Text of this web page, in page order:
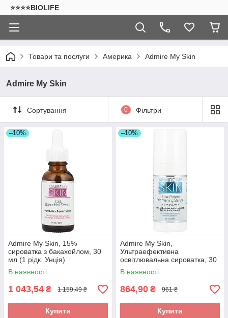
⭐⭐⭐⭐BIOLIFE
Товари та послуги Америка Admire My Skin
Admire My Skin
Сортування 0 Фільтри
–10%
Admire My Skin, 15%
сироватка з бакахойлом, 30
мл (1 рідк. Унція)
В наявності
1 043,54 ₴ 1 159,49 ₴
Купити
–10%
Admire My Skin,
Ультраефективна
освітлювальна сироватка, 30
мл (1 рідк. Унція)
В наявності
864,90 ₴ 961 ₴
Купити